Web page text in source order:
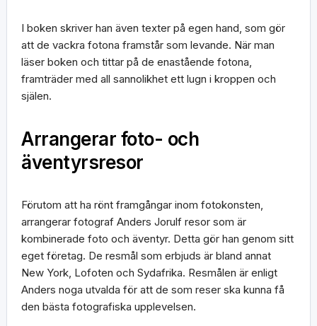
I boken skriver han även texter på egen hand, som gör
att de vackra fotona framstår som levande. När man
läser boken och tittar på de enastående fotona,
framträder med all sannolikhet ett lugn i kroppen och
själen.
Arrangerar foto- och
äventyrsresor
Förutom att ha rönt framgångar inom fotokonsten,
arrangerar fotograf Anders Jorulf resor som är
kombinerade foto och äventyr. Detta gör han genom sitt
eget företag. De resmål som erbjuds är bland annat
New York, Lofoten och Sydafrika. Resmålen är enligt
Anders noga utvalda för att de som reser ska kunna få
den bästa fotografiska upplevelsen.